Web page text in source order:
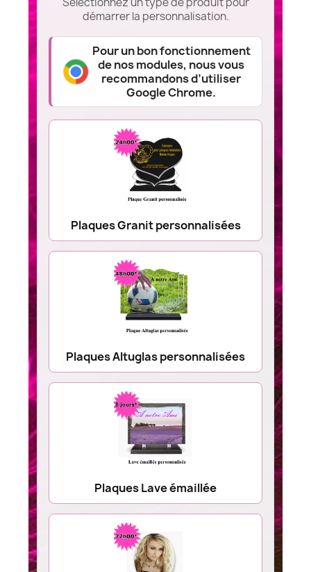
démarrer la personnalisation.
Pour un bon fonctionnement
de nos modules, nous vous
recommandons d’utiliser
Google Chrome.
Plaques Granit personnalisées
Plaques Altuglas personnalisées
Plaques Lave émaillée